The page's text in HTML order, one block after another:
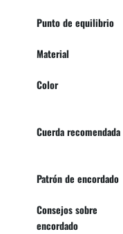
Punto de equilibrio
Material
Color
Cuerda recomendada
Patrón de encordado
Consejos sobre
encordado